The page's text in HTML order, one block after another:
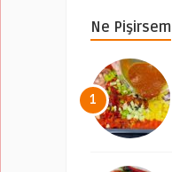
Ne Pişirsem
1